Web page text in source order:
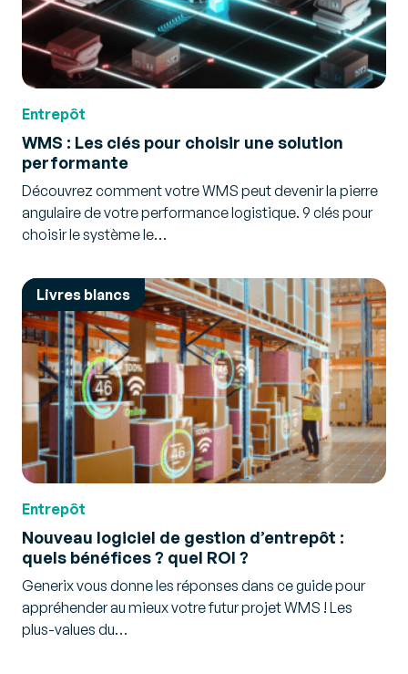
Entrepôt
WMS : Les clés pour choisir une solution
performante
Découvrez comment votre WMS peut devenir la pierre
angulaire de votre performance logistique. 9 clés pour
choisir le système le…
Livres blancs
Entrepôt
Nouveau logiciel de gestion d’entrepôt :
quels bénéfices ? quel ROI ?
Generix vous donne les réponses dans ce guide pour
appréhender au mieux votre futur projet WMS ! Les
plus-values du…